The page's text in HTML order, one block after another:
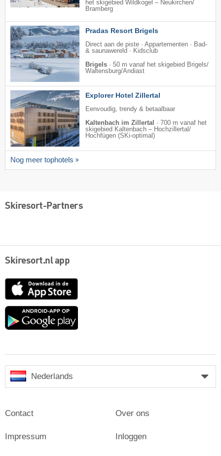
het skigebied Wildkogel – Neukirchen/​
Bramberg
Pradas Resort Brigels
Direct aan de piste · Appartementen · Bad-
& saunawereld · Kidsclub
Brigels · 50 m vanaf het skigebied Brigels/​
Waltensburg/​Andiast
Explorer Hotel Zillertal
Eenvoudig, trendy & betaalbaar
Kaltenbach im Zillertal · 700 m vanaf het
skigebied Kaltenbach – Hochzillertal/​
Hochfügen (SKi-optimal)
Nog meer tophotels
Skiresort-Partners
Skiresort.nl app
App
Google
Nederlands
Contact
Impressum
Over ons
Inloggen